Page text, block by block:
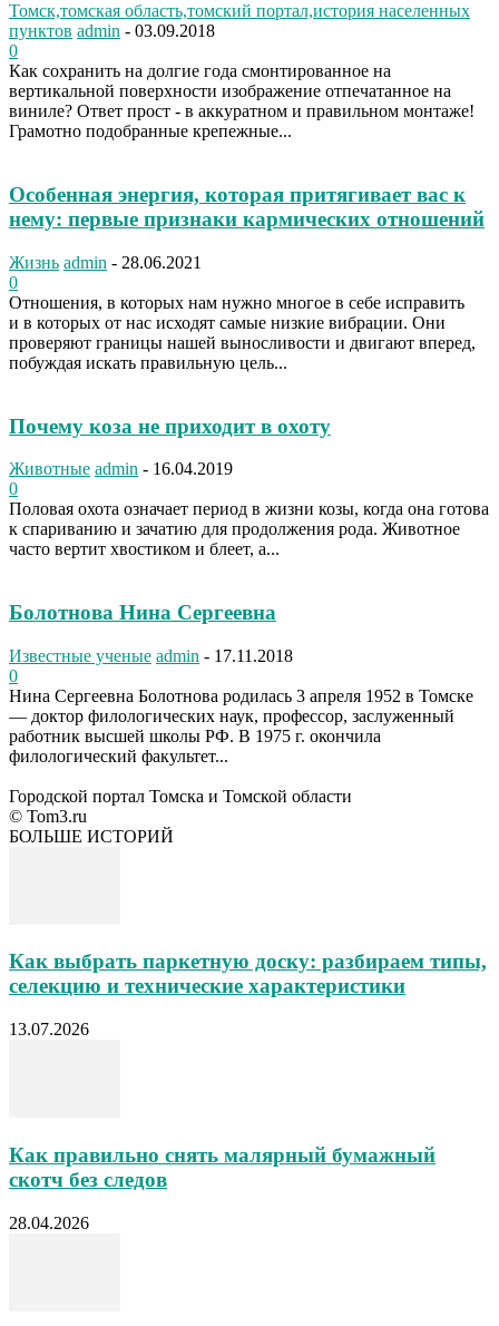
Томск,томская область,томский портал,история населенных
пунктов admin - 03.09.2018
0
Как сохранить на долгие года смонтированное на
вертикальной поверхности изображение отпечатанное на
виниле? Ответ прост - в аккуратном и правильном монтаже!
Грамотно подобранные крепежные...
Особенная энергия, которая притягивает вас к
нему: первые признаки кармических отношений
Жизнь admin - 28.06.2021
0
Отношения, в которых нам нужно многое в себе исправить
и в которых от нас исходят самые низкие вибрации. Они
проверяют границы нашей выносливости и двигают вперед,
побуждая искать правильную цель...
Почему коза не приходит в охоту
Животные admin - 16.04.2019
0
Половая охота означает период в жизни козы, когда она готова
к спариванию и зачатию для продолжения рода. Животное
часто вертит хвостиком и блеет, а...
Болотнова Нина Сергеевна
Известные ученые admin - 17.11.2018
0
Нина Сергеевна Болотнова родилась 3 апреля 1952 в Томске
— доктор филологических наук, профессор, заслуженный
работник высшей школы РФ. В 1975 г. окончила
филологический факультет...
Городской портал Томска и Томской области
© Tom3.ru
БОЛЬШЕ ИСТОРИЙ
Как выбрать паркетную доску: разбираем типы,
селекцию и технические характеристики
13.07.2026
Как правильно снять малярный бумажный
скотч без следов
28.04.2026